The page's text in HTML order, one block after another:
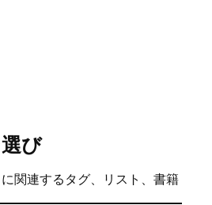
び
関連するタグ、リスト、書籍